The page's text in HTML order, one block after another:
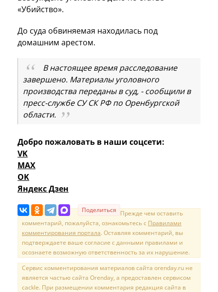
«Убийство».
До суда обвиняемая находилась под
домашним арестом.
В настоящее время расследование
завершено. Материалы уголовного
производства переданы в суд, - сообщили в
пресс-службе СУ СК РФ по Оренбургской
области.
Добро пожаловать в наши соцсети:
VK
MAX
OK
Яндекс Дзен
Поделиться Прежде чем оставить
комментарий, пожалуйста, ознакомьтесь с Правилами
комментирования портала. Оставляя комментарий, вы
подтверждаете ваше согласие с данными правилами и
осознаете возможную ответственность за их нарушение.
Сервис комментирования материалов сайта orenday.ru не
является частью сайта Orenday, а предоставлен сервисом
cackle. При размещении комментария редакция сайта в